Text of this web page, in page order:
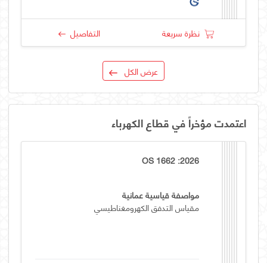
نظرة سريعة التفاصيل
عرض الكل
اعتمدت مؤخراً في قطاع الكهرباء
OS 1662 :2026
مواصفة قياسية عمانية
مقياس التدفق الكهرومغناطيسي